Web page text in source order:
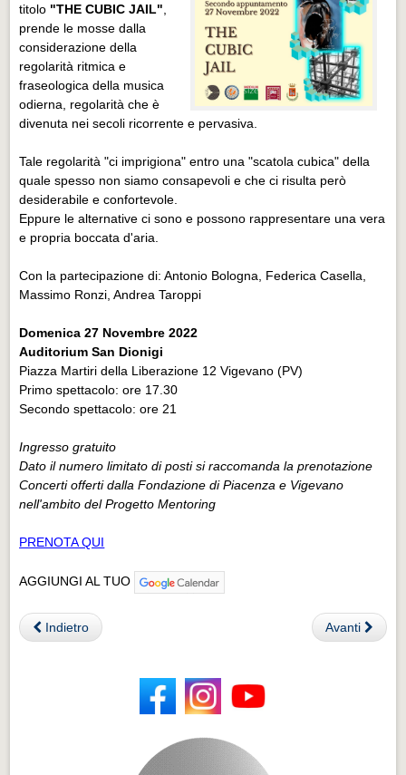
titolo "THE CUBIC JAIL"
prende le mosse dalla
considerazione della
regolarità ritmica e
fraseologica della musica
odierna, regolarità che è
divenuta nei secoli ricorrente e pervasiva.
Tale regolarità "ci imprigiona" entro una "scatola cubica" della
quale spesso non siamo consapevoli e che ci risulta però
desiderabile e confortevole.
Eppure le alternative ci sono e possono rappresentare una vera
e propria boccata d'aria.
Con la partecipazione di: Antonio Bologna, Federica Casella,
Massimo Ronzi, Andrea Taroppi
Domenica 27 Novembre 2022
Auditorium San Dionigi
Piazza Martiri della Liberazione 12 Vigevano (PV)
Primo spettacolo: ore 17.30
Secondo spettacolo: ore 21
Ingresso gratuito
Dato il numero limitato di posti si raccomanda la prenotazione
Concerti offerti dalla Fondazione di Piacenza e Vigevano
nell'ambito del Progetto Mentoring
PRENOTA QUI
AGGIUNGI AL TUO
Indietro Avanti